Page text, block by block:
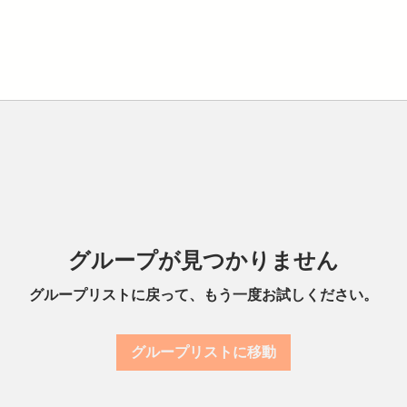
グループが見つかりません
グループリストに戻って、もう一度お試しください。
グループリストに移動